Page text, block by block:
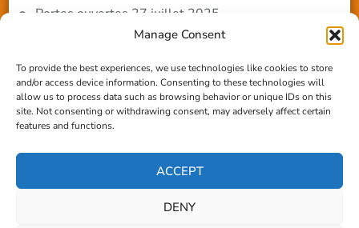
Manage Consent
To provide the best experiences, we use technologies like cookies to store
and/or access device information. Consenting to these technologies will
allow us to process data such as browsing behavior or unique IDs on this
site. Not consenting or withdrawing consent, may adversely affect certain
features and functions.
ACCEPT
DENY
Portes ouvertes 27 juillet 2025
Reportage TV Com
Construction en terre-paille
Chantier Participatif Terre Paille 6/7/24